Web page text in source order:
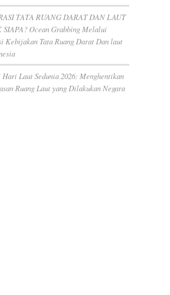
TATA RUANG DARAT DAN LAUT
SIAPA? Ocean Grabbing Melalui
Kebijakan Tata Ruang Darat Dan laut
Hari Laut Sedunia 2026: Menghentikan
Ruang Laut yang Dilakukan Negara